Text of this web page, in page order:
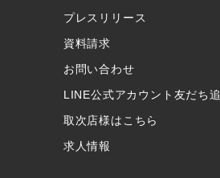
プレスリリース
資料請求
お問い合わせ
LINE公式アカウント友だち
取次店様はこちら
求人情報